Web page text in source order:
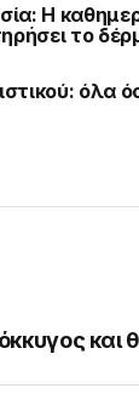
Η
το
όλα
και